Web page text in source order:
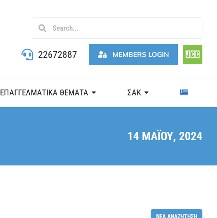
22672887 MEMBERS LOGIN
ΕΠΑΓΓΕΛΜΑΤΙΚΑ ΘΕΜΑΤΑ ΣΑΚ
14 ΜΑΪ́ΟΥ, 2024
ΝΈΑ ΑΝΑΖΉΤΗΣΗ